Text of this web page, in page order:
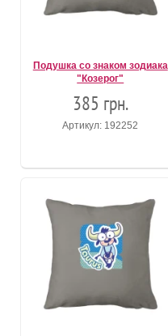
Подушка со знаком зодиака
"Козерог"
385 грн.
Артикул: 192252